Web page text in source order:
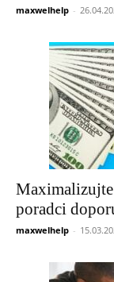
maxwelhelp -
poradci
maxwelhelp -